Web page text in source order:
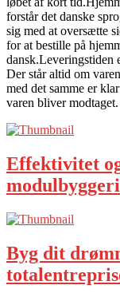
forstår det danske
sig med at oversætte
for at bestille på
dansk.Leveringstiden
Der står altid om
med det samme er
varen bliver modtaget.
Effektivitet
modulbyggeri
Byg dit